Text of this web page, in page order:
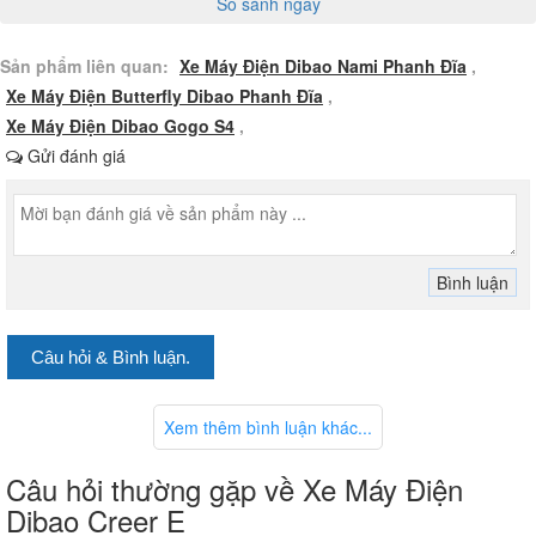
Khung xe được bảo hành 3 năm, một minh chứng rõ ràng cho độ
bền và sự chắc chắn của vật liệu. Càng sau được làm từ nhôm đúc
nguyên khối, gia tăng độ cứng cáp và khả năng chịu tải. Vành xe
bằng thép đúc, kết hợp với lốp không săm kích thước 90/90-10, đảm
bảo độ bám đường tốt, khả năng hoạt động ổn định trên các điều
kiện mặt đường khác nhau.
Sản phẩm liên quan: Xe Máy Điện Dibao Nami Phanh Đĩa ,
Xe Máy Điện Butterfly Dibao Phanh Đĩa ,
Xe Máy Điện Dibao Gogo S4 ,
Gửi đánh giá
Câu hỏi & Bình luận.
Xem thêm bình luận khác...
Câu hỏi thường gặp về Xe Máy Điện
Dibao Creer E